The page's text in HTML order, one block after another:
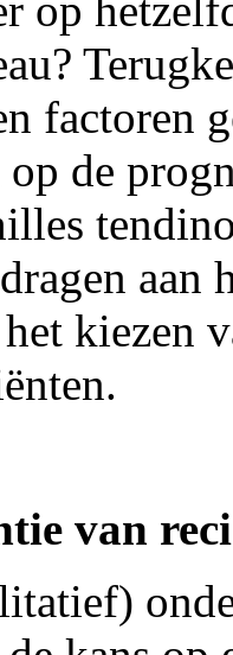
op
factoren
de
aan
kiezen
van